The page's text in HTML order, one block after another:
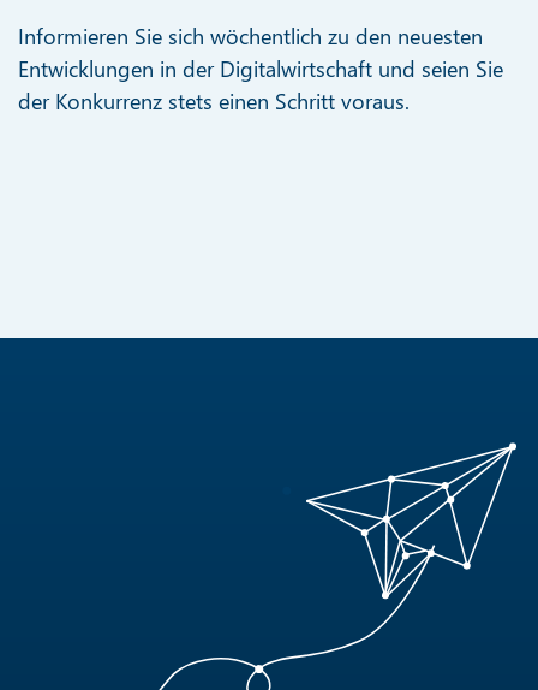
Informieren Sie sich wöchentlich zu den neuesten
Entwicklungen in der Digitalwirtschaft und seien Sie
der Konkurrenz stets einen Schritt voraus.